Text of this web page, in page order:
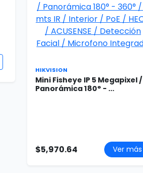
HIKVISION
Mini Fisheye IP 5 Megapixel /
Panorámica 180° - ...
$5,970.64 Ver más